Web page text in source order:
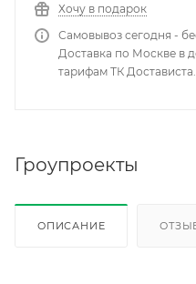
Хочу в подарок
Самовывоз сегодня -
Доставка по Москве в
тарифам ТК Достависта.
Гроупроекты
ОПИСАНИЕ